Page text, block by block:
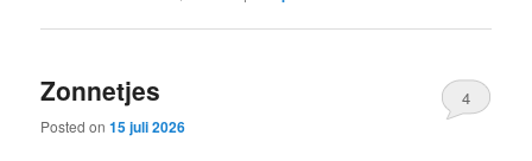
Zonnetjes
Posted on15 juli 2026
4